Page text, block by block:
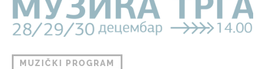
MUZIČKI PROGRAM